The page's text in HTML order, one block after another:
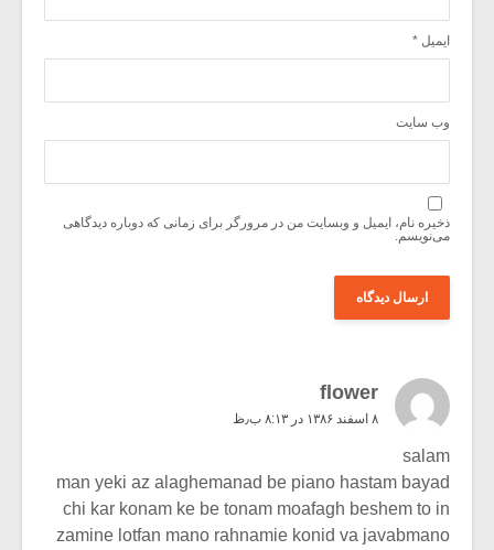
ایمیل *
وب‌ سایت
ذخیره نام، ایمیل و وبسایت من در مرورگر برای زمانی که دوباره دیدگاهی
می‌نویسم.
flower
۸ اسفند ۱۳۸۶ در ۸:۱۳ ب٫ظ
salam
man yeki az alaghemanad be piano hastam bayad
chi kar konam ke be tonam moafagh beshem to in
zamine lotfan mano rahnamie konid va javabmano